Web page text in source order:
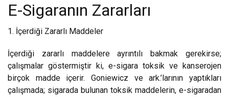
E-Sigaranın Zararları
1. İçerdiği Zararlı Maddeler
İçerdiği zararlı maddelere ayrıntılı bakmak gerekirse;
çalışmalar göstermiştir ki, e-sigara toksik ve kanserojen
birçok madde içerir. Goniewicz ve ark.’larının yaptıkları
çalışmada; sigarada bulunan toksik maddelerin, e-sigaradan